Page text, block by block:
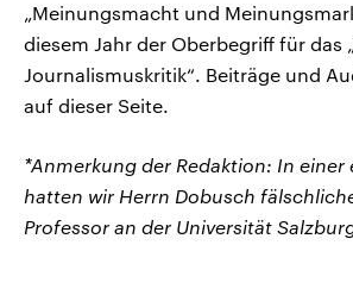
„Meinungsmacht und
diesem Jahr der Oberbegriff für das
Journalismuskritik“. Beiträge und
auf dieser Seite.
*Anmerkung der Redaktion: In einer
hatten wir Herrn Dobusch
Professor an der Universität